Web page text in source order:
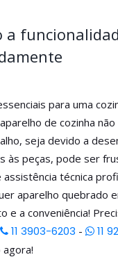
a
para uma
de cozinha
seja devido a
às peças, pode ser
técnica
aparelho quebrado
e a conveniência!
11 3903-6203 - 11